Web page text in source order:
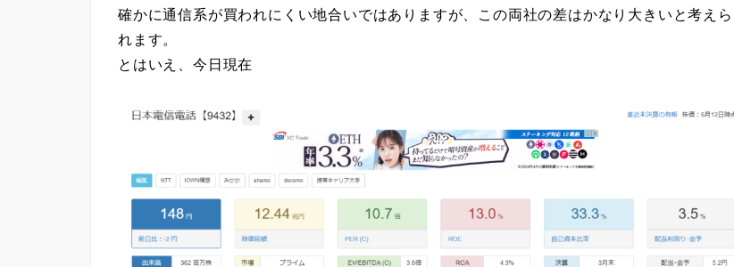
確かに通信系が買われにくい地合いではありますが、この両社の差はかなり大きいと考えら
れます。
とはいえ、今日現在